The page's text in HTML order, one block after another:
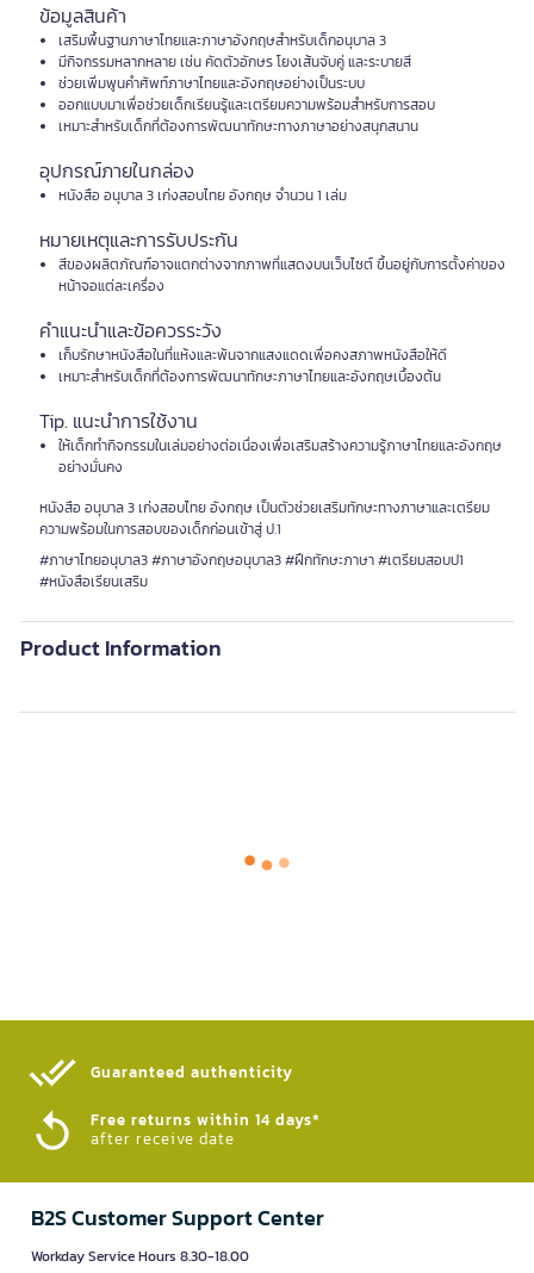
ข้อมูลสินค้า
เสริมพื้นฐานภาษาไทยและภาษาอังกฤษสำหรับเด็กอนุบาล 3
มีกิจกรรมหลากหลาย เช่น คัดตัวอักษร โยงเส้นจับคู่ และระบายสี
ช่วยเพิ่มพูนคำศัพท์ภาษาไทยและอังกฤษอย่างเป็นระบบ
ออกแบบมาเพื่อช่วยเด็กเรียนรู้และเตรียมความพร้อมสำหรับการสอบ
เหมาะสำหรับเด็กที่ต้องการพัฒนาทักษะทางภาษาอย่างสนุกสนาน
อุปกรณ์ภายในกล่อง
หนังสือ อนุบาล 3 เก่งสอบไทย อังกฤษ จำนวน 1 เล่ม
หมายเหตุและการรับประกัน
สีของผลิตภัณฑ์อาจแตกต่างจากภาพที่แสดงบนเว็บไซต์ ขึ้นอยู่กับการตั้งค่าของ
หน้าจอแต่ละเครื่อง
คำแนะนำและข้อควรระวัง
เก็บรักษาหนังสือในที่แห้งและพ้นจากแสงแดดเพื่อคงสภาพหนังสือให้ดี
เหมาะสำหรับเด็กที่ต้องการพัฒนาทักษะภาษาไทยและอังกฤษเบื้องต้น
Tip. แนะนำการใช้งาน
ให้เด็กทำกิจกรรมในเล่มอย่างต่อเนื่องเพื่อเสริมสร้างความรู้ภาษาไทยและอังกฤษ
อย่างมั่นคง
หนังสือ อนุบาล 3 เก่งสอบไทย อังกฤษ เป็นตัวช่วยเสริมทักษะทางภาษาและเตรียม
ความพร้อมในการสอบของเด็กก่อนเข้าสู่ ป.1
#ภาษาไทยอนุบาล3 #ภาษาอังกฤษอนุบาล3 #ฝึกทักษะภาษา #เตรียมสอบป1
#หนังสือเรียนเสริม
Product Information
Guaranteed authenticity​
Free returns within 14 days*
after receive date
B2S Customer Support Center
Workday Service Hours 8.30-18.00